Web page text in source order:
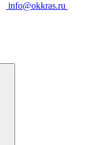
info@okkras.ru